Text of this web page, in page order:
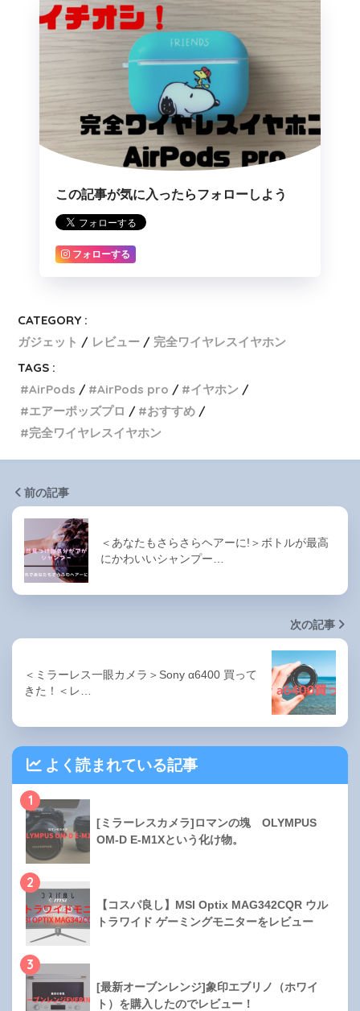
この記事が気に入ったらフォローしよう
フォローする
CATEGORY :
ガジェット
レビュー
完全ワイヤレスイヤホン
TAGS :
AirPods
AirPods pro
イヤホン
エアーポッズプロ
おすすめ
完全ワイヤレスイヤホン
前の記事
＜あなたもさらさらヘアーに!＞ボトルが最高
にかわいいシャンプー…
次の記事
＜ミラーレス一眼カメラ＞Sony α6400 買って
きた！＜レ…
よく読まれている記事
1
[ミラーレスカメラ]ロマンの塊 OLYMPUS
OM-D E-M1Xという化け物。
2
【コスパ良し】MSI Optix MAG342CQR ウル
トラワイド ゲーミングモニターをレビュー
3
[最新オーブンレンジ]象印エブリノ（ホワイ
ト）を購入したのでレビュー！